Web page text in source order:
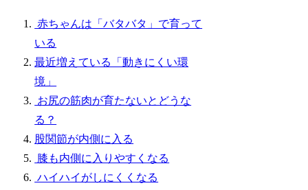
赤ちゃんは「バタバタ」で育って
いる
最近増えている「動きにくい環
境」
お尻の筋肉が育たないとどうな
る？
股関節が内側に入る
膝も内側に入りやすくなる
ハイハイがしにくくなる